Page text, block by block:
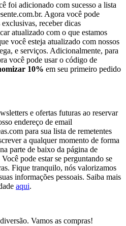
foi adicionado com sucesso a lista
Agora você pode
receber dicas
atualizado com o que estamos
você esteja atualizado com nossos
e serviços. Adicionalmente, para
você pode usar o código de
10% em seu primeiro pedido
e ofertas futuras ao reservar
endereço de email
para sua lista de remetentes
a qualquer momento de forma
parte de baixo da página de
pode estar se perguntando se
Fique tranquilo, nós valorizamos
informações pessoais. Saiba mais
aqui.
Vamos as compras!